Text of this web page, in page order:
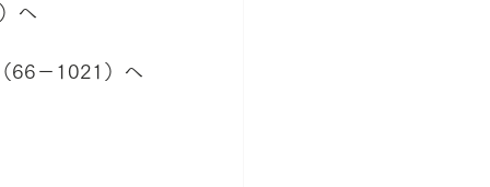
）へ
－1021）へ